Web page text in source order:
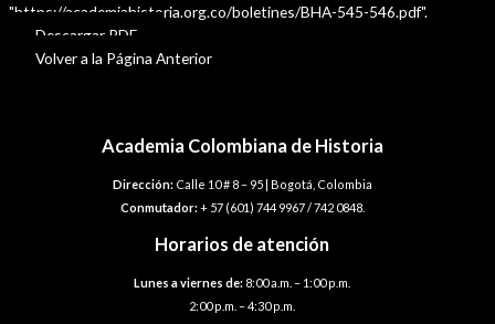
"https://academiahistoria.org.co/boletines/BHA-545-546.pdf".
Descargar PDF
Volver a la Página Anterior
Academia Colombiana de Historia
Dirección:Calle 10 # 8 – 95 | Bogotá, Colombia
Conmutador:+ 57 (601) 744 9967 / 742 0848.
Horarios de atención
Lunes a viernes de: 8:00 a.m. – 1:00 p.m.
2:00 p.m. – 4:30 p.m.